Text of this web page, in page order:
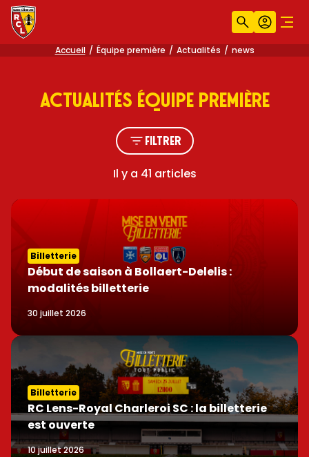
Recherche
Accueil Équipe première Actualités news
ACTUALITÉS équipe première
Filtrer
Il y a 41 articles
Billetterie
Début de saison à Bollaert-Delelis :
modalités billetterie
30 juillet 2026
Billetterie
RC Lens-Royal Charleroi SC : la billetterie
est ouverte
10 juillet 2026